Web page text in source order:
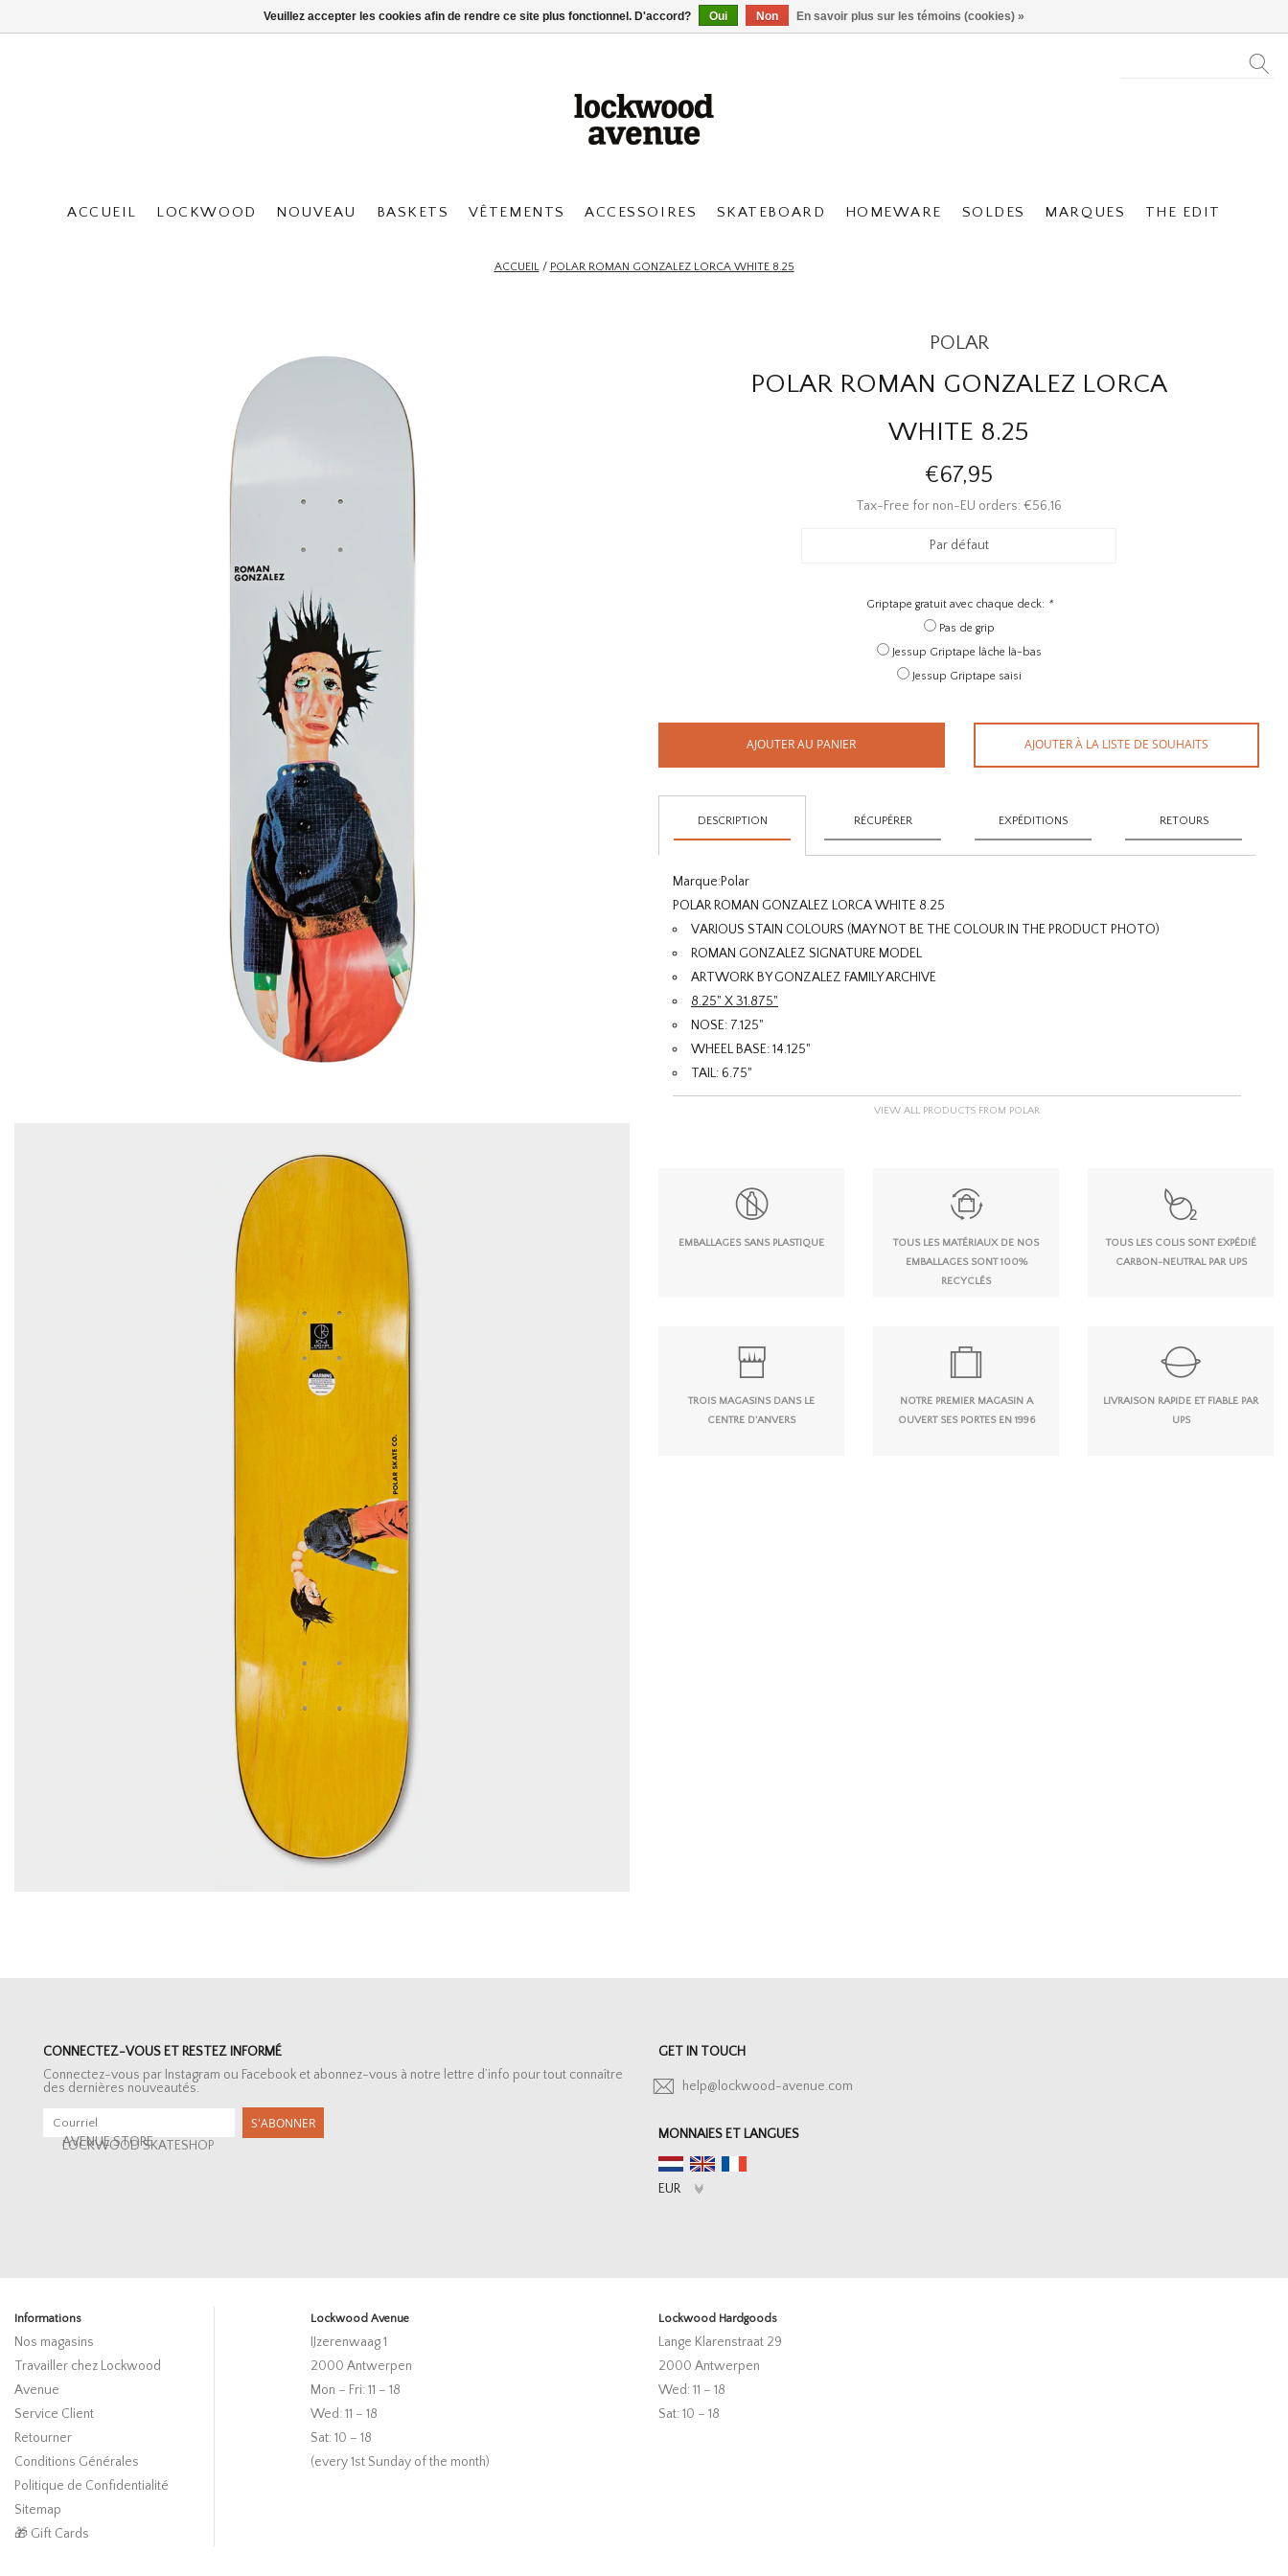
ACCUEIL LOCKWOOD NOUVEAU BASKETS VÊTEMENTS ACCESSOIRES SKATEBOARD HOMEWARE SOLDES MARQUES THE EDIT
ACCUEIL/ POLAR ROMAN GONZALEZ LORCA WHITE 8.25
POLAR
POLAR ROMAN GONZALEZ LORCA
WHITE 8.25
€67,95
Tax-Free for non-EU orders: €56,16
Par défaut
Griptape gratuit avec chaque deck: *
Pas de grip
Jessup Griptape lâche là-bas
Jessup Griptape saisi
AJOUTER AU PANIER AJOUTER À LA LISTE DE SOUHAITS
DESCRIPTION RÉCUPÉRER EXPÉDITIONS RETOURS
Marque:Polar
POLAR ROMAN GONZALEZ LORCA WHITE 8.25
VARIOUS STAIN COLOURS (MAY NOT BE THE COLOUR IN THE PRODUCT PHOTO)
ROMAN GONZALEZ SIGNATURE MODEL
ARTWORK BY GONZALEZ FAMILY ARCHIVE
8.25" X 31.875"
NOSE: 7.125"
WHEEL BASE: 14.125"
TAIL: 6.75"
VIEW ALL PRODUCTS FROM POLAR
EMBALLAGES SANS PLASTIQUE
TOUS LES MATÉRIAUX DE NOS
EMBALLAGES SONT 100%
RECYCLÉS
TOUS LES COLIS SONT EXPÉDIÉ
CARBON-NEUTRAL PAR UPS
TROIS MAGASINS DANS LE
CENTRE D'ANVERS
NOTRE PREMIER MAGASIN A
OUVERT SES PORTES EN 1996
LIVRAISON RAPIDE ET FIABLE PAR
UPS
CONNECTEZ-VOUS ET RESTEZ INFORMÉ
Connectez-vous par Instagram ou Facebook et abonnez-vous à notre lettre d’info pour tout connaître
des dernières nouveautés.
S'ABONNER
AVENUE STORE
LOCKWOOD SKATESHOP
GET IN TOUCH
help@lockwood-avenue.com
MONNAIES ET LANGUES
Informations
Nos magasins
Travailler chez Lockwood
Avenue
Service Client
Retourner
Conditions Générales
Politique de Confidentialité
Sitemap
🎁 Gift Cards
Lockwood Avenue
IJzerenwaag 1
2000 Antwerpen
Mon – Fri: 11 – 18
Wed: 11 – 18
Sat: 10 – 18
(every 1st Sunday of the month)
Lockwood Hardgoods
Lange Klarenstraat 29
2000 Antwerpen
Wed: 11 – 18
Sat: 10 – 18
Veuillez accepter les cookies afin de rendre ce site plus fonctionnel. D'accord? Oui Non En savoir plus sur les témoins (cookies) »